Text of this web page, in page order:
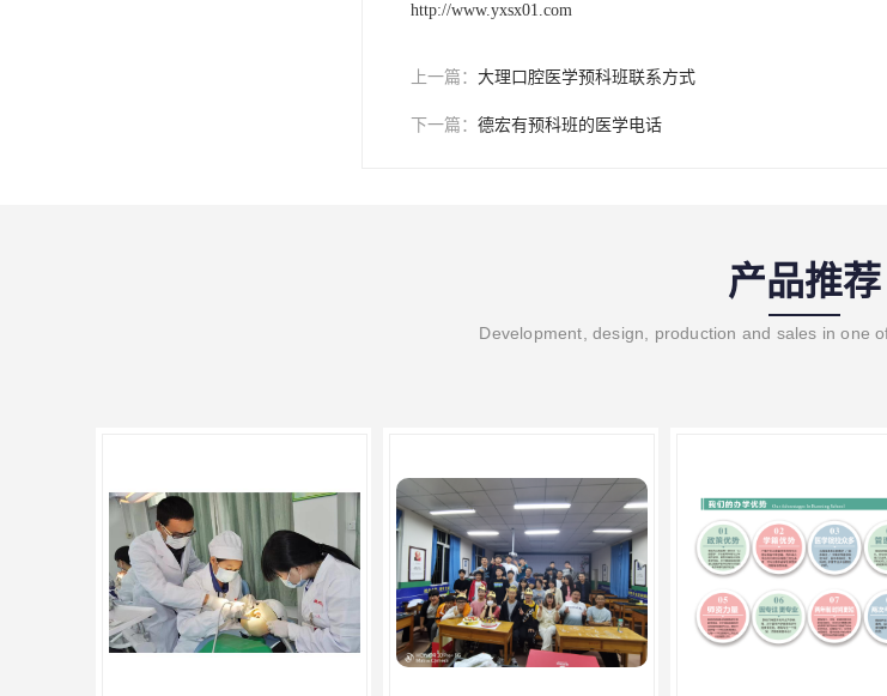
http://www.yxsx01.com
上一篇： 大理口腔医学预科班联系方式
下一篇： 德宏有预科班的医学电话
产品推荐
Development, design, production and sales in one